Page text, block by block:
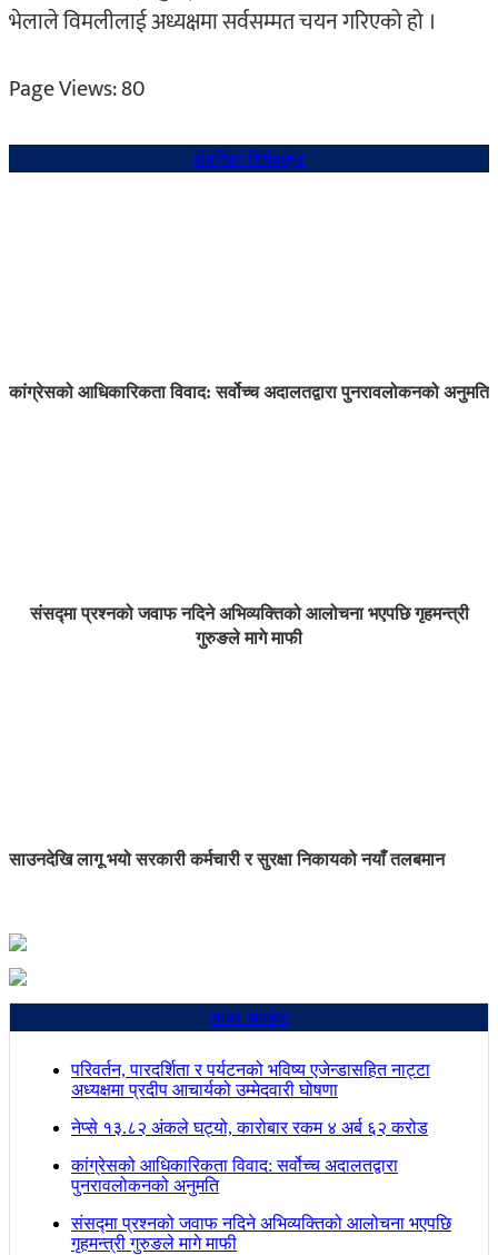
भेलाले विमलीलाई अध्यक्षमा सर्वसम्मत चयन गरिएको हो ।
Page Views:80
संबन्धित शिर्षकहरु
कांग्रेसको आधिकारिकता विवाद: सर्वोच्च अदालतद्वारा पुनरावलोकनको अनुमति
संसद्मा प्रश्नको जवाफ नदिने अभिव्यक्तिको आलोचना भएपछि गृहमन्त्री
गुरुङले मागे माफी
साउनदेखि लागू भयो सरकारी कर्मचारी र सुरक्षा निकायको नयाँ तलबमान
ताजा अपडेट
परिवर्तन, पारदर्शिता र पर्यटनको भविष्य एजेन्डासहित नाट्टा
अध्यक्षमा प्रदीप आचार्यको उम्मेदवारी घोषणा
नेप्से १३.८२ अंकले घट्यो, कारोबार रकम ४ अर्ब ६२ करोड
कांग्रेसको आधिकारिकता विवाद: सर्वोच्च अदालतद्वारा
पुनरावलोकनको अनुमति
संसद्मा प्रश्नको जवाफ नदिने अभिव्यक्तिको आलोचना भएपछि
गृहमन्त्री गुरुङले मागे माफी